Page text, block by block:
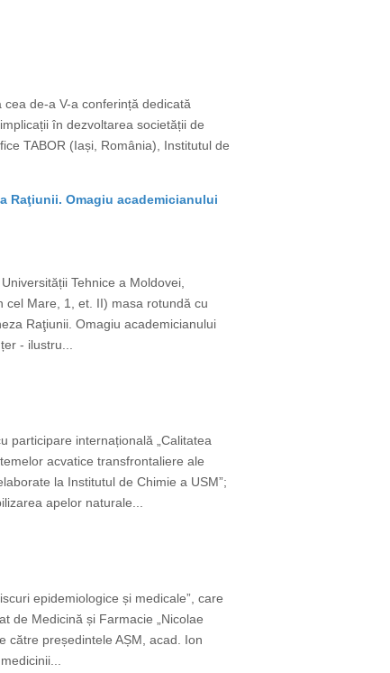
de-a V-a conferință dedicată
în dezvoltarea societății de
TABOR (Iași, România), Institutul de
Raţiunii. Omagiu academicianului
Tehnice a Moldovei,
cel Mare, 1, et. II) masa rotundă cu
Raţiunii. Omagiu academicianului
- ilustru...
participare internațională „Calitatea
acvatice transfrontaliere ale
la Institutul de Chimie a USM”;
apelor naturale...
epidemiologice și medicale”, care
de Medicină și Farmacie „Nicolae
către președintele AȘM, acad. Ion